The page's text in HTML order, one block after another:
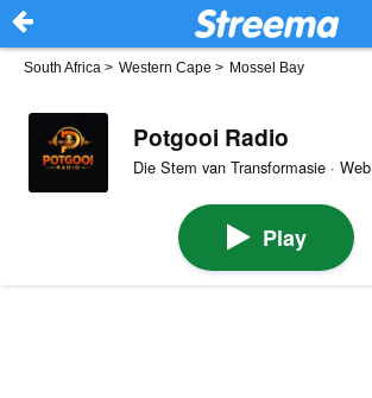
South Africa > Western Cape > Mossel Bay
Potgooi Radio
Die Stem van Transformasie · Web
Play